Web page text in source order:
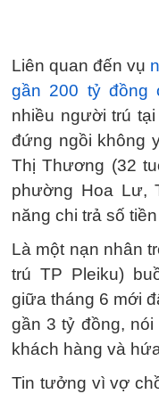
Liên quan đến vụ
gần 200 tỷ đồng
nhiều người trú
đứng ngồi không
Thị Thương (32
phường Hoa Lư,
năng chi trả số
Là một nạn nhân
trú TP Pleiku)
giữa tháng 6 mới
gần 3 tỷ đồng,
khách hàng và
Tin tưởng vì vợ